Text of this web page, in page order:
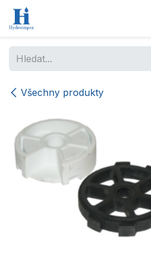
Přejít na obsah
Všechny produkty